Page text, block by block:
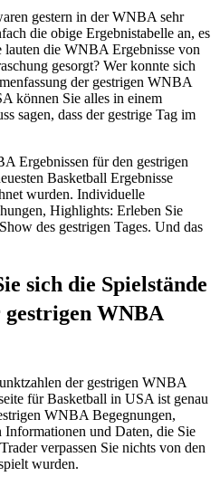
gestern in der WNBA sehr
die obige Ergebnistabelle an, es
die WNBA Ergebnisse von
gesorgt? Wer konnte sich
der gestrigen WNBA
können Sie alles in einem
sagen, dass der gestrige Tag im
Ergebnissen für den gestrigen
Basketball Ergebnisse
wurden. Individuelle
Highlights: Erleben Sie
des gestrigen Tages. Und das
sich die Spielstände
gestrigen WNBA
der gestrigen WNBA
für Basketball in USA ist genau
WNBA Begegnungen,
und Daten, die Sie
verpassen Sie nichts von den
wurden.